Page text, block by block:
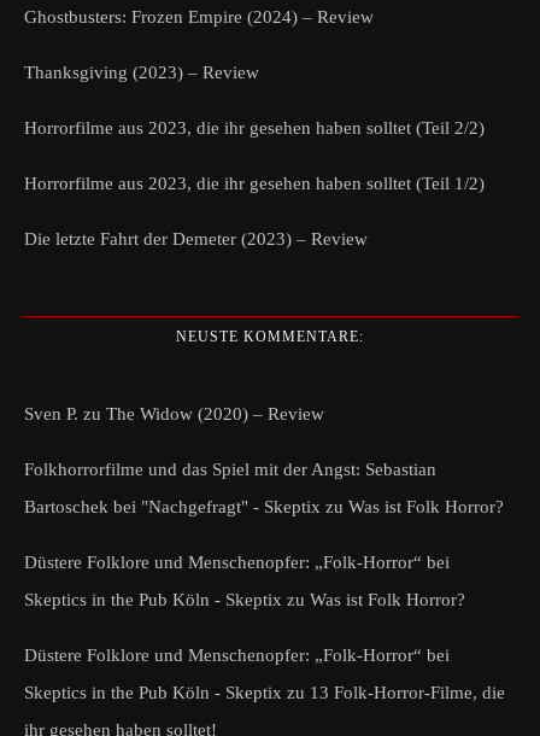
Ghostbusters: Frozen Empire (2024) – Review
Thanksgiving (2023) – Review
Horrorfilme aus 2023, die ihr gesehen haben solltet (Teil 2/2)
Horrorfilme aus 2023, die ihr gesehen haben solltet (Teil 1/2)
Die letzte Fahrt der Demeter (2023) – Review
NEUSTE KOMMENTARE:
Sven P. zu The Widow (2020) – Review
Folkhorrorfilme und das Spiel mit der Angst: Sebastian
Bartoschek bei "Nachgefragt" - Skeptix zu Was ist Folk Horror?
Düstere Folklore und Menschenopfer: „Folk-Horror“ bei
Skeptics in the Pub Köln - Skeptix zu Was ist Folk Horror?
Düstere Folklore und Menschenopfer: „Folk-Horror“ bei
Skeptics in the Pub Köln - Skeptix zu 13 Folk-Horror-Filme, die
ihr gesehen haben solltet!